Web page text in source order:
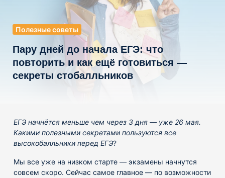
Полезные советы
Пару дней до начала ЕГЭ: что
повторить и как ещё готовиться —
секреты стобалльников
ЕГЭ начнётся меньше чем через 3 дня — уже 26 мая.
Какими полезными секретами пользуются все
высокобалльники перед ЕГЭ?
Мы все уже на низком старте — экзамены начнутся
совсем скоро. Сейчас самое главное — по возможности